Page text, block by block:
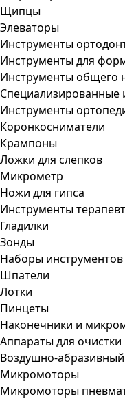
Щипцы
Элеваторы
Инструменты
Инструменты для
Инструменты общего
Специализированные
Инструменты
Коронкосниматели
Крампоны
Ложки для слепков
Микрометр
Ножи для гипса
Инструменты
Гладилки
Зонды
Наборы инструментов
Шпатели
Лотки
Пинцеты
Наконечники и
Аппараты для
Воздушно-
Микромоторы
Микромоторы